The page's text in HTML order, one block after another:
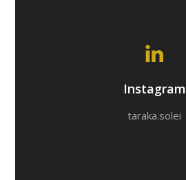
Instagram
taraka.solei